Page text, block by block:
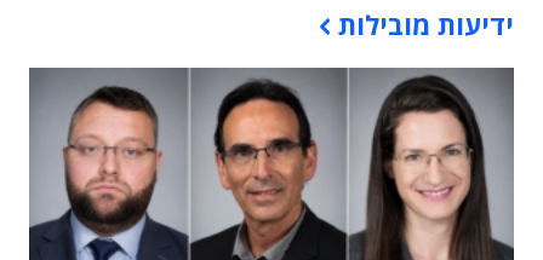
ידיעות מובילות